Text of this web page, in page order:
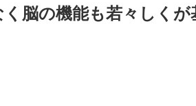
脳の機能も若々しくが